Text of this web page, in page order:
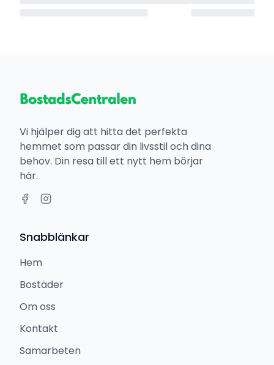
Vi hjälper dig att hitta det perfekta
hemmet som passar din livsstil och dina
behov. Din resa till ett nytt hem börjar
här.
Snabblänkar
Hem
Bostäder
Om oss
Kontakt
Samarbeten